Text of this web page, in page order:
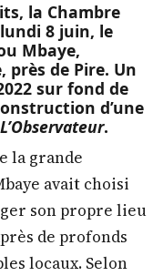
la Chambre
8 juin, le
Mbaye,
près de Pire. Un
sur fond de
d’une
L’Observateur.
la grande
avait choisi
son propre lieu
de profonds
locaux. Selon